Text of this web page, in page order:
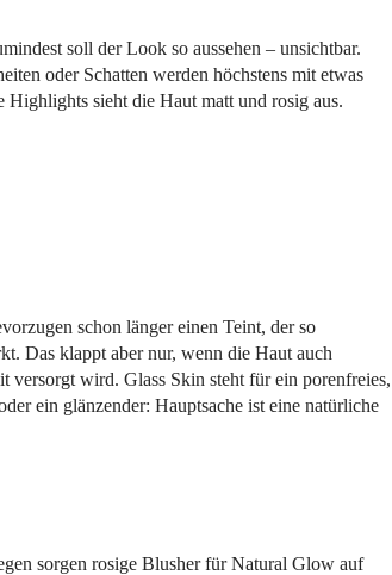
soll der Look so aussehen – unsichtbar.
oder Schatten werden höchstens mit etwas
Highlights sieht die Haut matt und rosig aus.
schon länger einen Teint, der so
Das klappt aber nur, wenn die Haut auch
versorgt wird. Glass Skin steht für ein porenfreies,
ein glänzender: Hauptsache ist eine natürliche
sorgen rosige Blusher für Natural Glow auf